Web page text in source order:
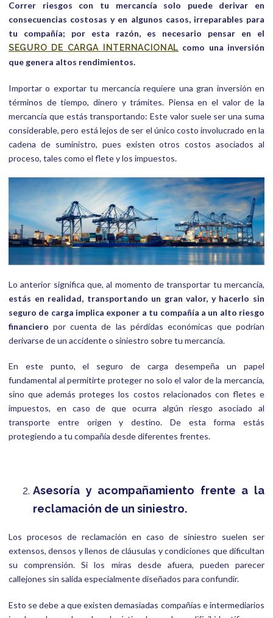
Correr riesgos con tu mercancía solo puede derivar en
consecuencias costosas y en algunos casos, irreparables para
tu compañía; por esta razón, es necesario pensar en el
SEGURO DE CARGA INTERNACIONAL como una inversión
que genera altos rendimientos.
Importar o exportar tu mercancía requiere una gran inversión en
términos de tiempo, dinero y trámites. Piensa en el valor de la
mercancía que estás transportando: Este valor suele ser una suma
considerable, pero está lejos de ser el único costo involucrado en la
cadena de suministro, pues existen otros costos asociados al
proceso, tales como el flete y los impuestos.
Lo anterior significa que, al momento de transportar tu mercancía,
estás en realidad, transportando un gran valor, y hacerlo sin
seguro de carga implica exponer a tu compañía a un alto riesgo
financiero por cuenta de las pérdidas económicas que podrían
derivarse de un accidente o siniestro sobre tu mercancía.
En este punto, el seguro de carga desempeña un papel
fundamental al permitirte proteger no solo el valor de la mercancía,
sino que además proteges los costos relacionados con fletes e
impuestos, en caso de que ocurra algún riesgo asociado al
transporte entre origen y destino. De esta forma estás
protegiendo a tu compañía desde diferentes frentes.
Asesoría y acompañamiento frente a la
reclamación de un siniestro.
Los procesos de reclamación en caso de siniestro suelen ser
extensos, densos y llenos de cláusulas y condiciones que dificultan
su comprensión. Si los miras desde afuera, pueden parecer
callejones sin salida especialmente diseñados para confundir.
Esto se debe a que existen demasiadas compañías e intermediarios